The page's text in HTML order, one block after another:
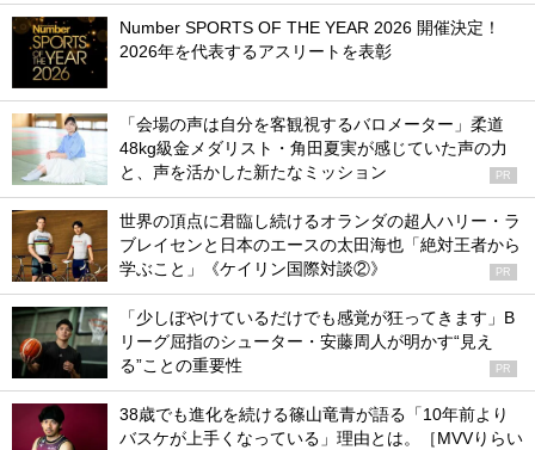
Number SPORTS OF THE YEAR 2026 開催決定！
2026年を代表するアスリートを表彰
「会場の声は自分を客観視するバロメーター」柔道
48kg級金メダリスト・角田夏実が感じていた声の力
と、声を活かした新たなミッション
PR
世界の頂点に君臨し続けるオランダの超人ハリー・ラ
ブレイセンと日本のエースの太田海也「絶対王者から
学ぶこと」《ケイリン国際対談②》
PR
「少しぼやけているだけでも感覚が狂ってきます」B
リーグ屈指のシューター・安藤周人が明かす“見え
る”ことの重要性
PR
38歳でも進化を続ける篠山竜青が語る「10年前より
バスケが上手くなっている」理由とは。［MVVりらい